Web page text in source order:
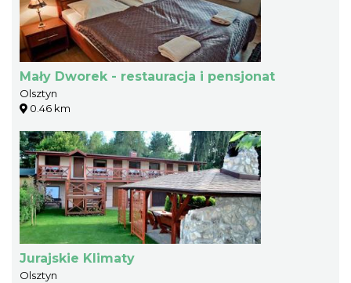
Mały Dworek - restauracja i pensjonat
Olsztyn
0.46 km
Jurajskie Klimaty
Olsztyn